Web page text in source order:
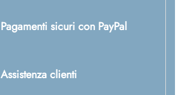
Pagamenti sicuri con PayPal
Assistenza clienti